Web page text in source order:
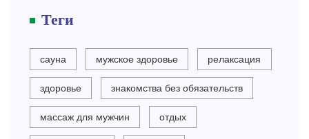
Теги
сауна мужское здоровье релаксация
здоровье знакомства без обязательств
массаж для мужчин отдых